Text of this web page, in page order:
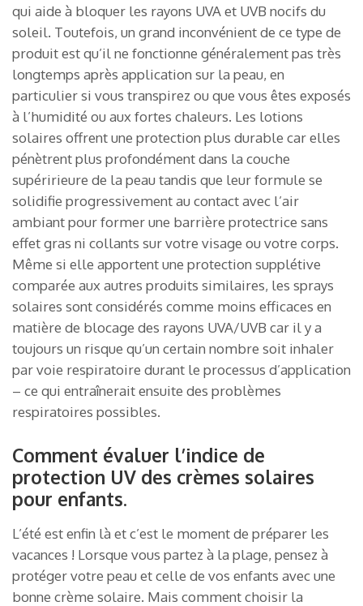
qui aide à bloquer les rayons UVA et UVB nocifs du
soleil. Toutefois, un grand inconvénient de ce type de
produit est qu’il ne fonctionne généralement pas très
longtemps après application sur la peau, en
particulier si vous transpirez ou que vous êtes exposés
à l’humidité ou aux fortes chaleurs. Les lotions
solaires offrent une protection plus durable car elles
pénètrent plus profondément dans la couche
supéririeure de la peau tandis que leur formule se
solidifie progressivement au contact avec l’air
ambiant pour former une barrière protectrice sans
effet gras ni collants sur votre visage ou votre corps.
Même si elle apportent une protection supplétive
comparée aux autres produits similaires, les sprays
solaires sont considérés comme moins efficaces en
matière de blocage des rayons UVA/UVB car il y a
toujours un risque qu’un certain nombre soit inhaler
par voie respiratoire durant le processus d’application
– ce qui entraînerait ensuite des problèmes
respiratoires possibles.
Comment évaluer l’indice de
protection UV des crèmes solaires
pour enfants.
L’été est enfin là et c’est le moment de préparer les
vacances ! Lorsque vous partez à la plage, pensez à
protéger votre peau et celle de vos enfants avec une
bonne crème solaire. Mais comment choisir la